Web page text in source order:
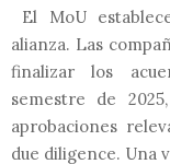
El MoU
alianza. Las
finalizar los
semestre de
aprobaciones
due diligence. Una